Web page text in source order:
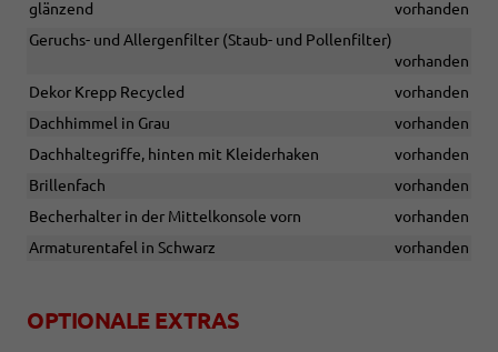
glänzend
vorhanden
Geruchs- und Allergenfilter (Staub- und Pollenfilter)
vorhanden
Dekor Krepp Recycled
vorhanden
Dachhimmel in Grau
vorhanden
Dachhaltegriffe, hinten mit Kleiderhaken
vorhanden
Brillenfach
vorhanden
Becherhalter in der Mittelkonsole vorn
vorhanden
Armaturentafel in Schwarz
vorhanden
OPTIONALE EXTRAS